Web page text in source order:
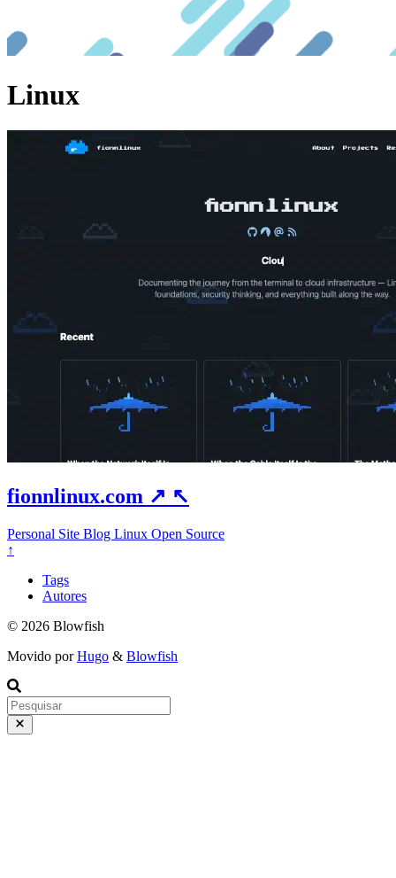
Linux
fionnlinux.com ↗ ↖
Personal Site Blog Linux Open Source
↑
Tags
Autores
© 2026 Blowfish
Movido porHugo & Blowfish